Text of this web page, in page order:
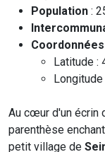
Population :
Coordonnées
Latitude :
Au cœur d'un écrin
parenthèse
petit village de